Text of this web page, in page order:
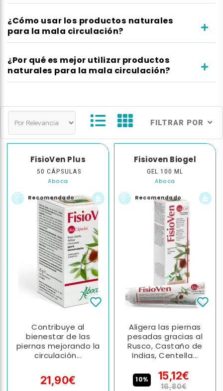
¿Cómo usar los productos naturales
para la mala circulación?
¿Por qué es mejor utilizar productos
naturales para la mala circulación?
FILTRAR POR
FisioVen Plus
50 CÁPSULAS
Aboca
Recomendado
Contribuye al
bienestar de las
piernas mejorando la
circulación...
21,90€
Fisioven Biogel
GEL 100 ML
Aboca
Recomendado
Aligera las piernas
pesadas gracias al
Rusco, Castaño de
Indias, Centella...
10% 15,12€
16,80€